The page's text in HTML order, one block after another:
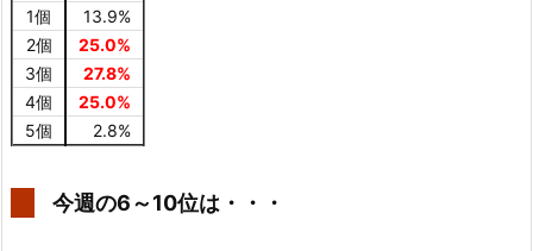
1個
13.9%
2個
25.0%
3個
27.8%
4個
25.0%
5個
2.8%
今週の6～10位は・・・